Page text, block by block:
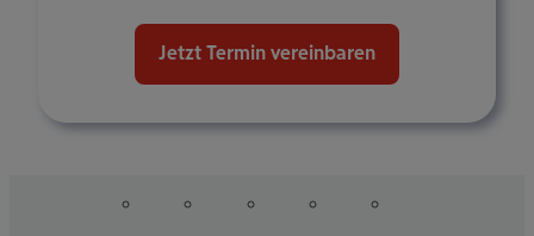
Jetzt Termin vereinbaren